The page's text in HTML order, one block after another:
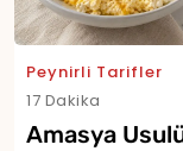
Peynirli Tarifler
17 Dakika
Amasya